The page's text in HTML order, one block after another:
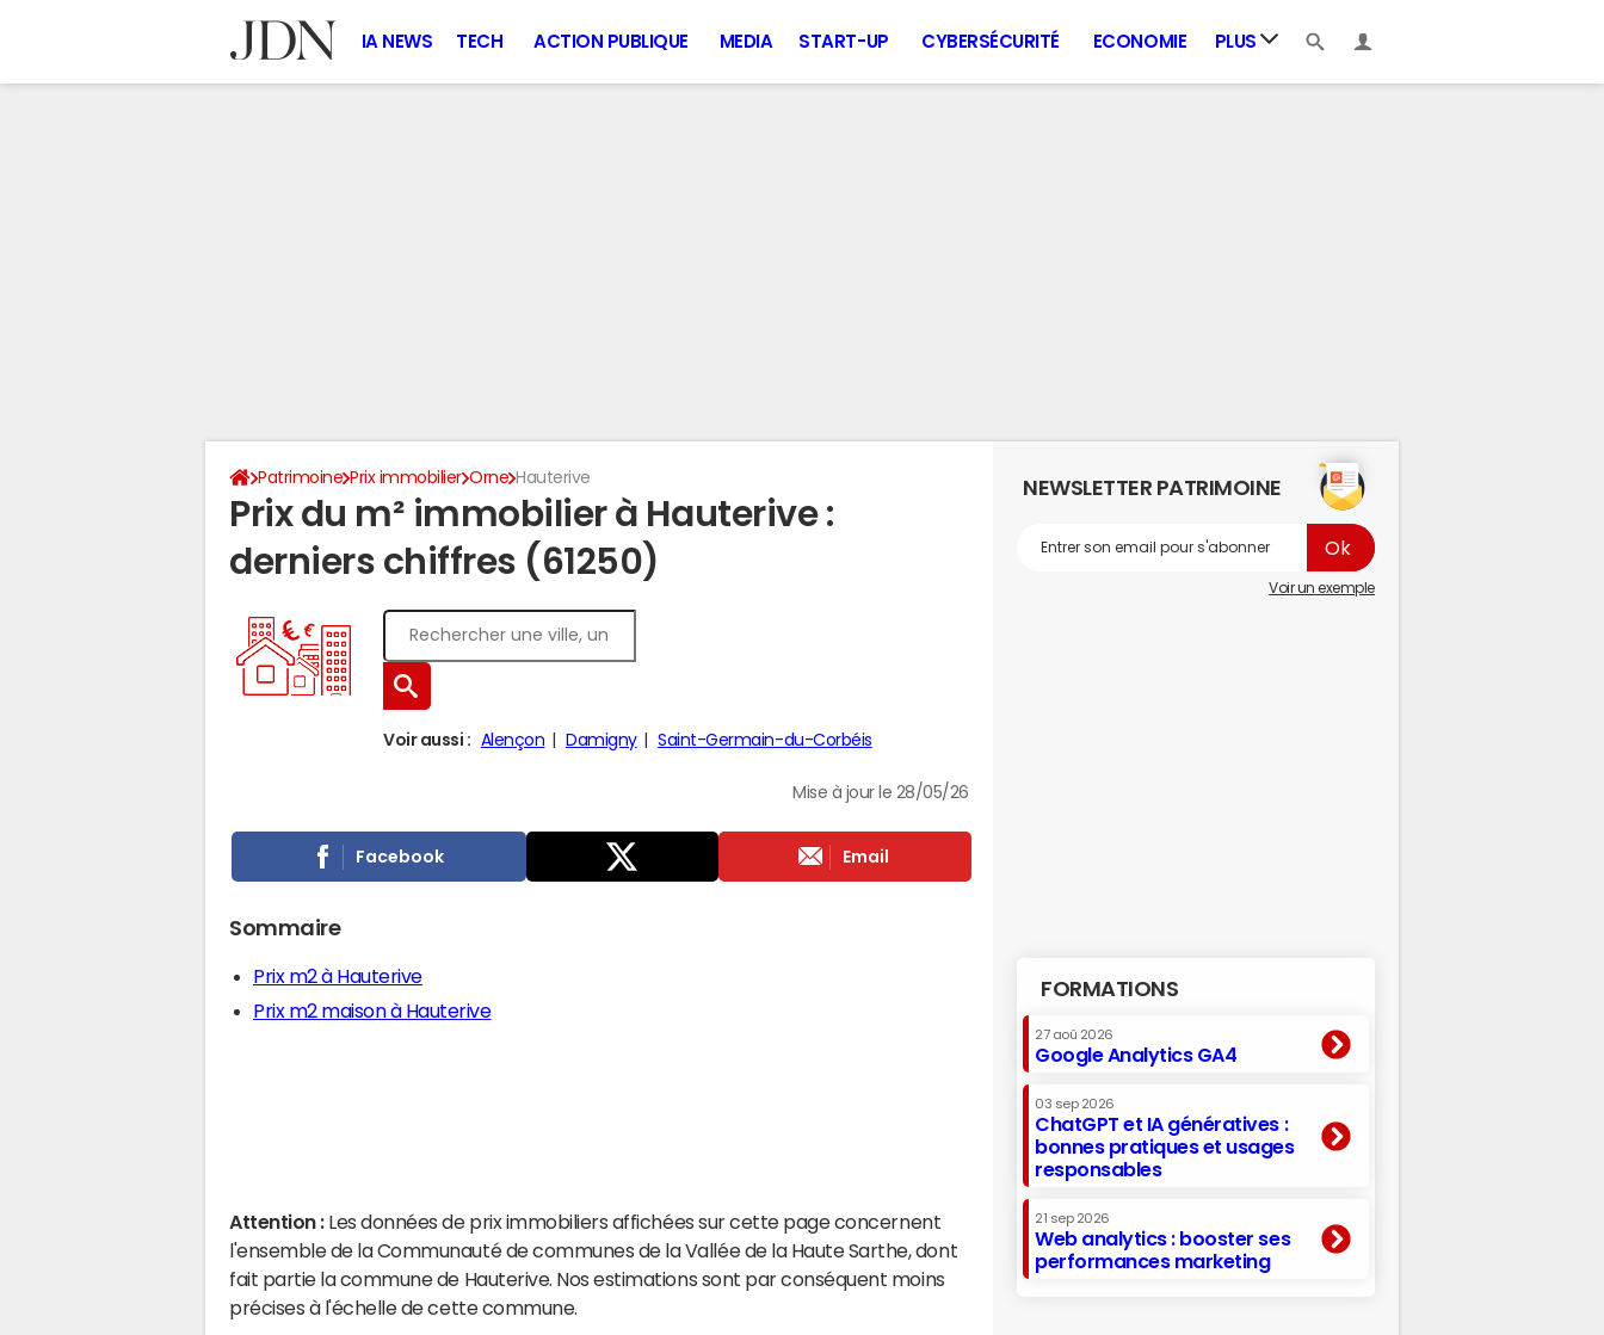
IA NEWS TECH ACTION PUBLIQUE MEDIA START-UP CYBERSÉCURITÉ ECONOMIE PLUS
Patrimoine Prix immobilier Orne Hauterive
Prix du m² immobilier à Hauterive :
derniers chiffres (61250)
Voir aussi : Alençon Damigny Saint-Germain-du-Corbéis
Mise à jour le 28/05/26
Facebook Email
Sommaire
Prix m2 à Hauterive
Prix m2 maison à Hauterive
Attention : Les données de prix immobiliers affichées sur cette page concernent
l'ensemble de la Communauté de communes de la Vallée de la Haute Sarthe, dont
fait partie la commune de Hauterive. Nos estimations sont par conséquent moins
précises à l'échelle de cette commune.
NEWSLETTER PATRIMOINE
Voir un exemple
FORMATIONS
27 aoû 2026
Google Analytics GA4
03 sep 2026
ChatGPT et IA génératives :
bonnes pratiques et usages
responsables
21 sep 2026
Web analytics : booster ses
performances marketing